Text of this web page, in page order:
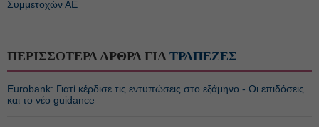
Συμμετοχών ΑΕ
ΠΕΡΙΣΣΟΤΕΡΑ ΑΡΘΡΑ ΓΙΑ ΤΡΑΠΕΖΕΣ
Eurobank: Γιατί κέρδισε τις εντυπώσεις στο εξάμηνο - Οι επιδόσεις
και το νέο guidance